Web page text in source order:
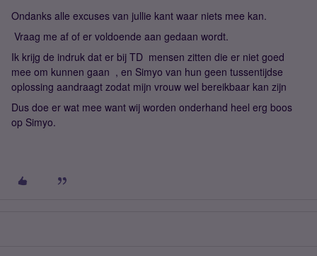
Ondanks alle excuses van jullie kant waar niets mee kan.
Vraag me af of er voldoende aan gedaan wordt.
Ik krijg de indruk dat er bij TD mensen zitten die er niet goed
mee om kunnen gaan , en Simyo van hun geen tussentijdse
oplossing aandraagt zodat mijn vrouw wel bereikbaar kan zijn
Dus doe er wat mee want wij worden onderhand heel erg boos
op Simyo.